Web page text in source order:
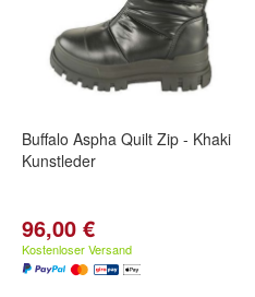
Buffalo Aspha Quilt Zip - Khaki
Kunstleder
96,00 €
Kostenloser Versand